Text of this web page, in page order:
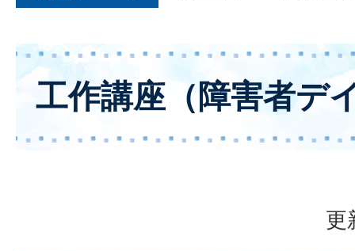
工作講座（障害者デ
更